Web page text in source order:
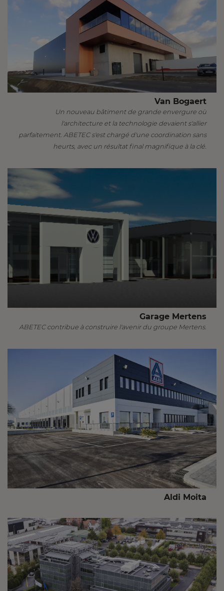
Van Bogaert
Un nouveau bâtiment de grande envergure où
l'architecture et la technologie devaient s'allier
parfaitement. ABETEC s'est chargé d'une coordination sans
heurts, avec un résultat final magnifique à la clé.
Garage Mertens
ABETEC contribue à construire l'avenir du groupe Mertens.
Aldi Moita